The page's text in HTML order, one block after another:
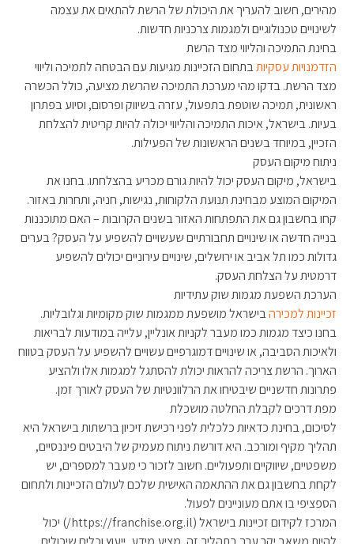
מהירים, חשוב להעריך את היכולת של הרשת להתאים את עצמה
לשינויים טכנולוגיים ולמגמות צרכניות חדשות.
בחינת התמיכה והליווי מצד הרשת
הזדמנויות עסקיותבתחום הזכיינות מגיעות עם הבטחה לתמיכה וליווי
מצד הרשת. בדקו מהי מערכת התמיכה שהרשת מציעה, כולל הכשרה
ראשונית, תמיכה שוטפת בתפעול, עזרה בשיווק ופרסום, וסיוע בפתרון
בעיות. בישראל, איכות התמיכה והליווי יכולה להיות קריטית להצלחת
הזכיין, במיוחד בשנים הראשונות של הפעילות.
ניתוח מיקום העסק
בישראל, מיקום העסק יכול להיות גורם מכריע בהצלחתו. בחנו את
המיקום המוצע מבחינת תנועת הלקוחות, נגישות, חניה, ותחרות באזור.
קחו בחשבון גם את התפתחות האזור בשנים הקרובות – האם מתוכננות
בנייה חדשה או שינויים תחבורתיים שעשויים להשפיע על העסק? בערים
גדולות כמו תל אביב או ירושלים, שינויים עירוניים יכולים להשפיע
דרמטית על הצלחת העסק.
הערכת השפעת מגמות שוק עתידיות
זכיינות למכירהבישראל מושפעת ממגמות שוק מקומיות וגלובליות.
בחנו כיצד מגמות כמו מעבר לקניות אונליין, עלייה במודעות לבריאות
ולאיכות הסביבה, או שינויים דמוגרפיים עשויים להשפיע על העסק בטווח
הארוך. הרשת צריכה להראות יכולת להסתגל למגמות אלו ולהציע
פתרונות חדשניים שיבטיחו את הרלוונטיות של העסק לאורך זמן.
מפת דרכים לקבלת החלטה מושכלת
לסיכום, בחינת כדאיות כלכלית לפני רכישת זיכיון ברשתות בישראל היא
תהליך מקיף ומורכב. היא דורשת ניתוח מעמיק של היבטים פיננסיים,
משפטיים, שיווקיים ותפעוליים. חשוב לזכור כי מעבר למספרים, יש
לקחת בחשבון גם את ההתאמה האישית שלכם לעולם הזכיינות ולתחום
הספציפי בו אתם מעוניינים לפעול.
המרכז לקידום זכיינות בישראל (https://franchise.org.il/) יכול